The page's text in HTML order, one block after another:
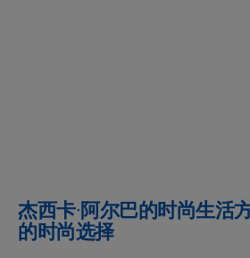
杰西卡·阿尔巴的时尚生活
的时尚选择